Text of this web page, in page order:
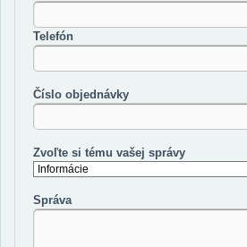
Telefón
Číslo objednávky
Zvoľte si tému vašej správy
Správa